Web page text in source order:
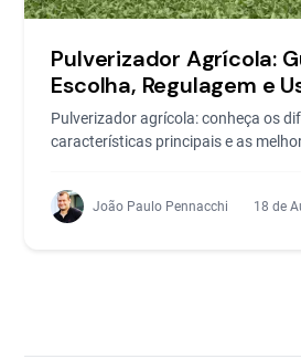
Pulverizador Agrícola:
Escolha, Regulagem e
Pulverizador agrícola: conheça os
características principais e as
João Paulo Pennacchi 18 de